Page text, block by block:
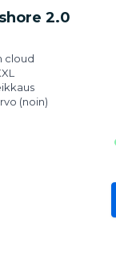
2.0
cloud
(noin)